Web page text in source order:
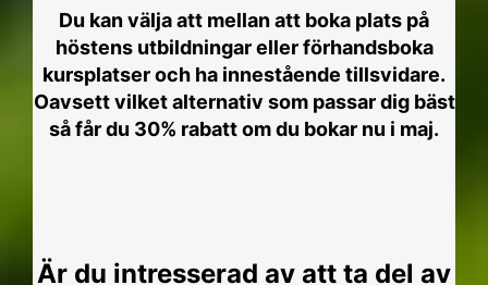
Du kan välja att mellan att boka plats på
höstens utbildningar eller förhandsboka
kursplatser och ha innestående tillsvidare.
Oavsett vilket alternativ som passar dig bäst
så får du 30% rabatt om du bokar nu i maj.
Är du intresserad av att ta del av